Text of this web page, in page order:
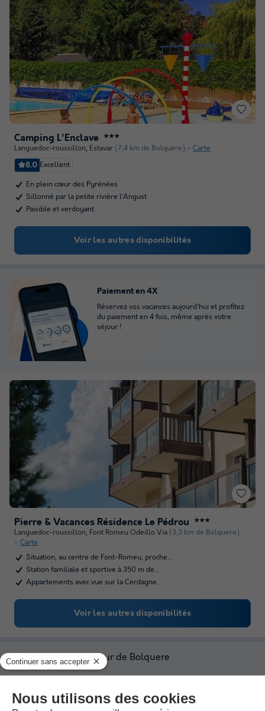
Camping L'Enclave ★★★
Languedoc-roussillon, Estavar (7,4 km de Bolquere) Carte
8.0 Excellent
En plein cœur des Pyrénées
Sillonné par la petite rivière l’Angust
Paisible et verdoyant
Voir les autres disponibilités
Pierre & Vacances Résidence Le Pédrou ★★★
Languedoc-roussillon, Font Romeu Odeillo Via (3,3 km de Bolquere)
Carte
Situation, au centre de Font-Romeu, proche…
Station familiale et sportive à 350 m de…
Appartements avec vue sur la Cerdagne.
Voir les autres disponibilités
Autres résultats autour de Bolquere
Paiement en 4X
Réservez vos vacances aujourd'hui et profitez
du paiement en 4 fois, même après votre
séjour !